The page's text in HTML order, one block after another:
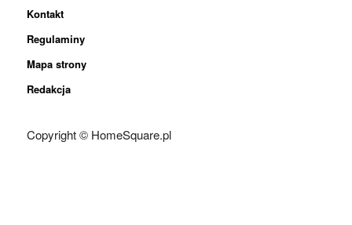
Kontakt
Regulaminy
Mapa strony
Redakcja
Copyright © HomeSquare.pl